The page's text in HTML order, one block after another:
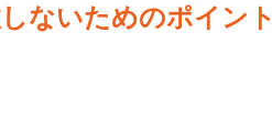
ないためのポイント